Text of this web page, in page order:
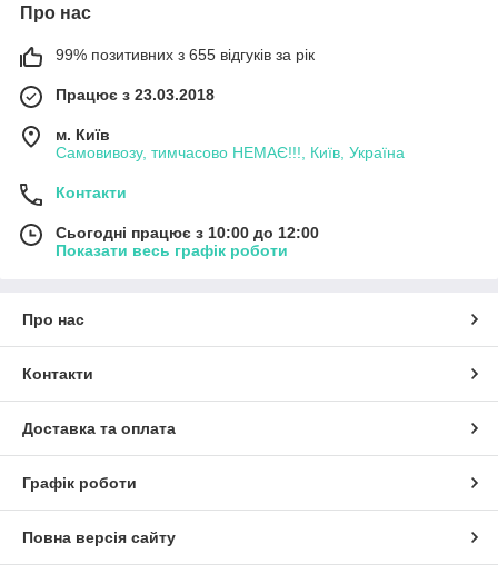
Про нас
99% позитивних з 655 відгуків за рік
Працює з 23.03.2018
м. Київ
Самовивозу, тимчасово НЕМАЄ!!!, Київ, Україна
Контакти
Сьогодні працює з 10:00 до 12:00
Показати весь графік роботи
Про нас
Контакти
Доставка та оплата
Графік роботи
Повна версія сайту